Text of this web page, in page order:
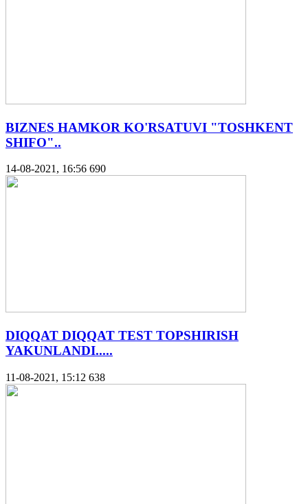
BIZNES HAMKOR KO'RSATUVI "TOSHKENT
SHIFO"..
14-08-2021, 16:56 690
DIQQAT DIQQAT TEST TOPSHIRISH
YAKUNLANDI.....
11-08-2021, 15:12 638